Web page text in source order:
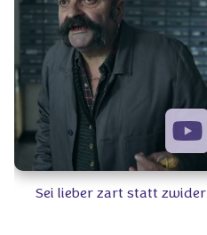
Sei lieber zart statt zwider